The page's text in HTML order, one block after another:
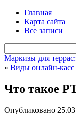
Главная
Карта сайта
Все записи
Маркизы для
« Виды онлайн-касс
Что такое
Опубликовано